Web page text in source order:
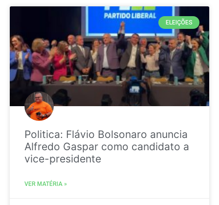
ELEIÇÕES
Politica: Flávio Bolsonaro anuncia
Alfredo Gaspar como candidato a
vice-presidente
VER MATÉRIA »